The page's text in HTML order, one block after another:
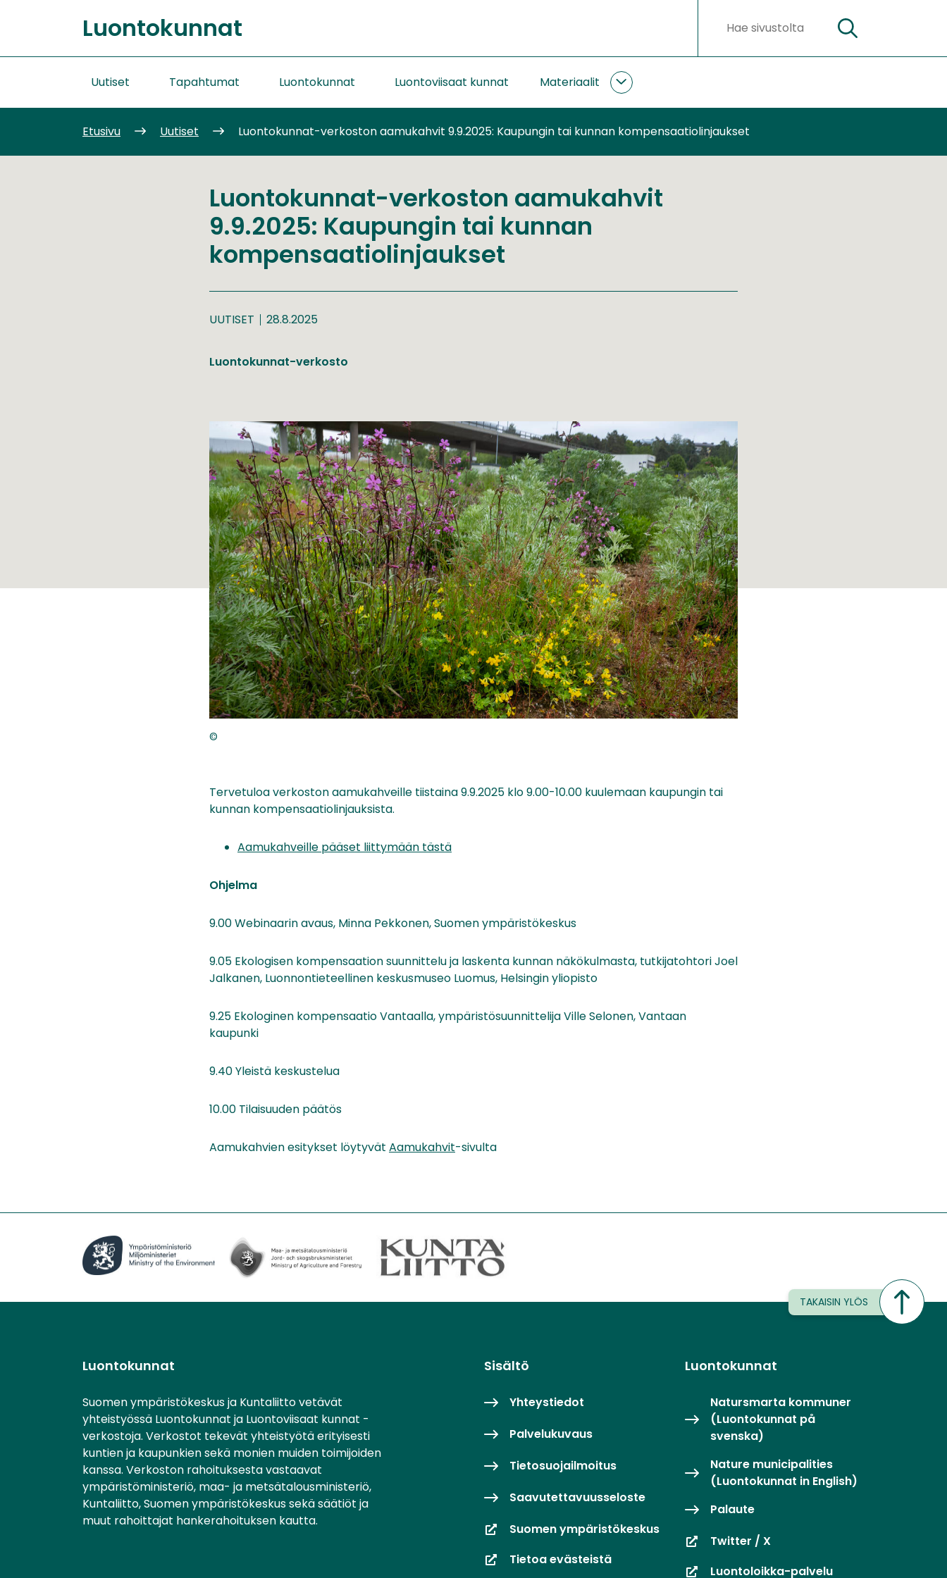
sisältöön
Etusivu
Luontokunnat Hakusanat Hae
Uutiset Tapahtumat Luontokunnat Luontoviisaat kunnat Materiaalit
Materiaalit
alasivut
Etusivu
Uutiset Luontokunnat-verkoston aamukahvit 9.9.2025: Kaupungin tai kunnan kompensaatiolinjaukset
Luontokunnat-verkoston aamukahvit
9.9.2025: Kaupungin tai kunnan
kompensaatiolinjaukset
UUTISET 28.8.2025
Luontokunnat-verkosto
©
Tervetuloa verkoston aamukahveille tiistaina 9.9.2025 klo 9.00-10.00 kuulemaan kaupungin tai
kunnan kompensaatiolinjauksista.
Aamukahveille pääset liittymään tästä
Ohjelma
9.00 Webinaarin avaus, Minna Pekkonen, Suomen ympäristökeskus
9.05 Ekologisen kompensaation suunnittelu ja laskenta kunnan näkökulmasta, tutkijatohtori Joel
Jalkanen, Luonnontieteellinen keskusmuseo Luomus, Helsingin yliopisto
9.25 Ekologinen kompensaatio Vantaalla, ympäristösuunnittelija Ville Selonen, Vantaan
kaupunki
9.40 Yleistä keskustelua
10.00 Tilaisuuden päätös
Aamukahvien esitykset löytyvät Aamukahvit-sivulta
TAKAISIN YLÖS
Luontokunnat
Suomen ympäristökeskus ja Kuntaliitto vetävät
yhteistyössä Luontokunnat ja Luontoviisaat kunnat -
verkostoja. Verkostot tekevät yhteistyötä erityisesti
kuntien ja kaupunkien sekä monien muiden toimijoiden
kanssa. Verkoston rahoituksesta vastaavat
ympäristöministeriö, maa- ja metsätalousministeriö,
Kuntaliitto, Suomen ympäristökeskus sekä säätiöt ja
muut rahoittajat hankerahoituksen kautta.
Sisältö
Yhteystiedot
Palvelukuvaus
Tietosuojailmoitus
Saavutettavuusseloste
Suomen ympäristökeskus
Tietoa evästeistä
Luontokunnat
Natursmarta kommuner
(Luontokunnat på
svenska)
Nature municipalities
(Luontokunnat in English)
Palaute
Twitter / X
Luontoloikka-palvelu